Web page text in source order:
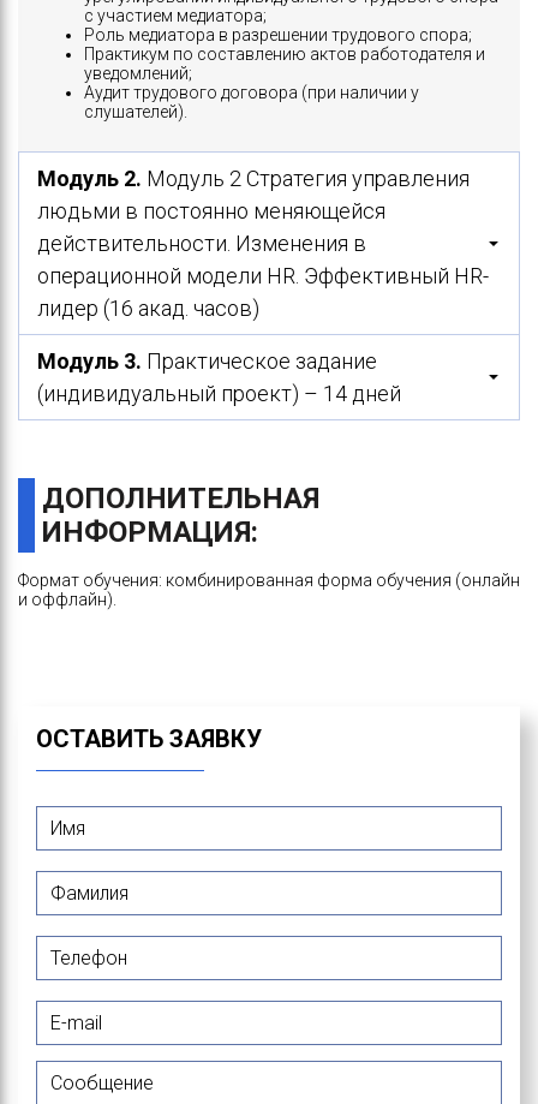
с участием медиатора;
Роль медиатора в разрешении трудового спора;
Практикум по составлению актов работодателя и
уведомлений;
Аудит трудового договора (при наличии у
слушателей).
Модуль 2. Модуль 2 Стратегия управления
людьми в постоянно меняющейся
действительности. Изменения в
операционной модели HR. Эффективный HR-
лидер (16 акад. часов)
Модуль 3. Практическое задание
(индивидуальный проект) – 14 дней
ДОПОЛНИТЕЛЬНАЯ
ИНФОРМАЦИЯ:
Формат обучения: комбинированная форма обучения (онлайн
и оффлайн).
ОСТАВИТЬ ЗАЯВКУ
Телефон
Сообщение